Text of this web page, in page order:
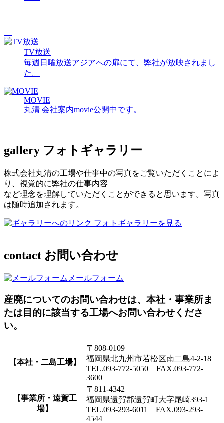
TV放送
毎週日曜放送アジアへの扉にて、弊社が放映されまし
た。
MOVIE
丸清 会社案内movie公開中です。
gallery フォトギャラリー
株式会社丸清の工場や仕事中の写真をご覧いただくことによ
り、視覚的に弊社の仕事内容
など理念を理解していただくことができると思います。写真
は随時追加されます。
フォトギャラリーを見る
contact お問い合わせ
メールフォーム
産廃についてのお問い合わせは、本社・事業所ま
たは目的に該当する工場へお問い合わせくださ
い。
【本社・二島工場】
〒808-0109
福岡県北九州市若松区南二島4-2-18
TEL.093-772-5050 FAX.093-772-
3600
【事業所・遠賀工
場】
〒811-4342
福岡県遠賀郡遠賀町大字尾崎393-1
TEL.093-293-6011 FAX.093-293-
4544